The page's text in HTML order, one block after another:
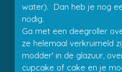
water). Dan heb je nog
nodig.
Ga met een deegroller
ze helemaal verkruimeld
modder' in de glazuur,
cupcake of cake en je